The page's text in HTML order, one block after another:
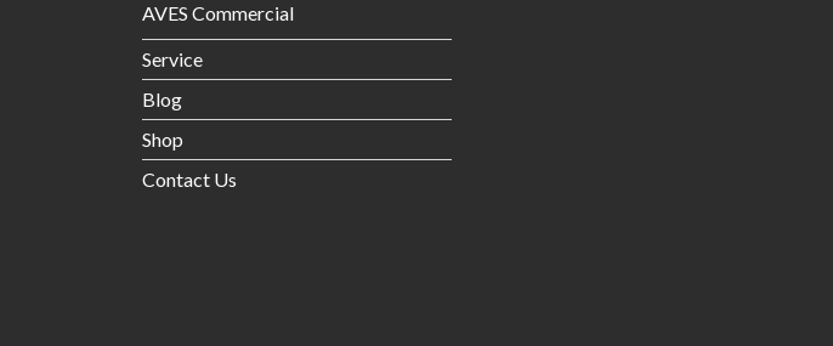
AVES Commercial
Service
Blog
Shop
Contact Us